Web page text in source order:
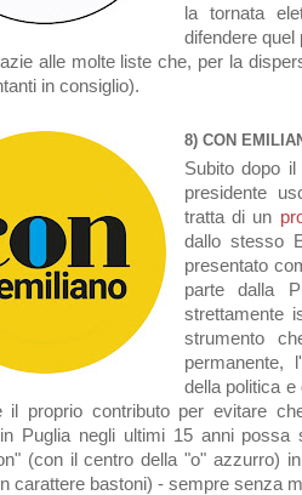
la tornata
difendere quel
alle molte liste che, per la
in consiglio).
8) CON
Subito dopo
presidente
tratta di un
dallo stesso
presentato
parte dalla
strettamente
strumento
permanente,
della politica
il proprio contributo per evitare
Puglia negli ultimi 15 anni
(con il centro della "o" azzurro) in
carattere bastoni) - sempre senza